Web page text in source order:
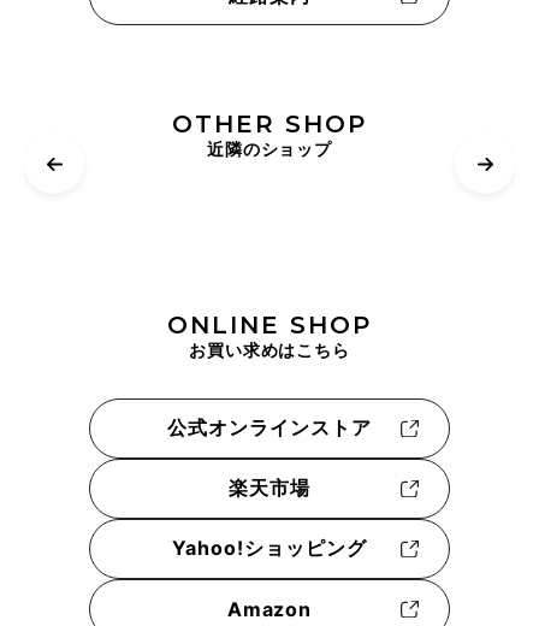
OTHER SHOP
近隣のショップ
ONLINE SHOP
お買い求めはこちら
公式オンラインストア
楽天市場
Yahoo!ショッピング
Amazon